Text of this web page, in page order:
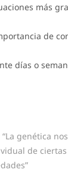
más
de
días o
genética
de